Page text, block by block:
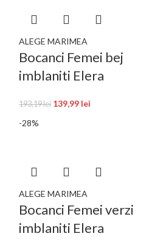
ALEGE MARIMEA
Bocanci Femei bej
imblaniti Elera
193,19lei 139,99 lei
-28%
ALEGE MARIMEA
Bocanci Femei verzi
imblaniti Elera